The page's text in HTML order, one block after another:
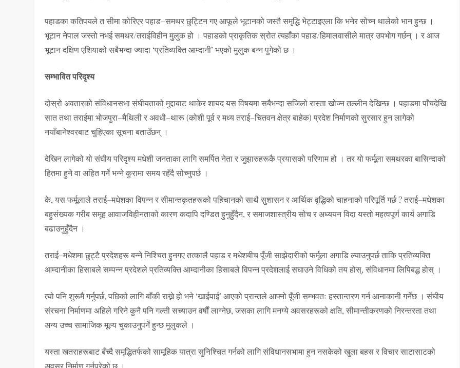
पहाडका कतिपयले त सीमा कोरिएर पहाड–समथर छुट्टिन गए आफूले भूटानको जस्तै समृद्धि भेट्टाइएला कि भनेर सोच्न थालेको भान हुन्छ ।
भूटान नेपाल जस्तो नभई समथर/तराईविहीन मुुलुक हो । पहाडको प्राकृतिक स्रोत त्यहाँका पहाड/हिमालवासीले मात्र उपभोग गर्छन् । र आज
भूटान दक्षिण एशियाको सबैभन्दा ज्यादा ‘प्रतिव्यक्ति आम्दानी’ भएको मुलुक बन्न पुगेको छ ।
सम्भावित परिदृश्य
दोस्रो अवतारको संविधानसभा संघीयताको मुद्दाबाट थाकेर शायद यस विषयमा सबैभन्दा सजिलो रास्ता खोज्न तल्लीन देखिन्छ । पहाडमा पाँचदेखि
सात तथा तराईमा भोजपुरा–मैथिली र अवधी–थारू (कोशी पूर्व र मध्य तराई–चितवन क्षेत्र बाहेक) प्रदेश निर्माणको सुरसार हुन लागेको
नयाँबानेश्वरबाट चुहिएका सूचना बताउँछन् ।
देखिन लागेको यो संघीय परिदृश्य मधेशी जनताका लागि समर्पित नेता र जुझारुहरूकै प्रयासको परिणाम हो । तर यो फर्मूला समथरका बासिन्दाको
हितमा हुने वा अहित गर्ने भन्ने कुरामा समय रहँदै सोच्नुपर्छ ।
के, यस फर्मूलाले तराई–मधेशका विपन्न र सीमान्तकृतहरूको पहिचानको साथै सुशासन र आर्थिक वृद्धिको चाहनाको परिपूर्ति गर्छ ? तराई–मधेशका
बहुसंख्यक गरीब समूह आवाजविहीनताको कारण कदापि दण्डित हुनुहुँदैन, र समाजशास्त्रीय सोच र अध्ययन विदा यस्तो महत्वपूर्ण कार्य अगाडि
बढाउनुहुँदैन ।
तराई–मधेशमा छुट्टै प्रदेशहरू बन्ने निश्चित हुनगए तत्कालै पहाड र मधेशबीच पूँजी साझेदारीको फर्मूला अगाडि ल्याउनुपर्छ ताकि प्रतिव्यक्ति
आम्दानीका हिसाबले सम्पन्न प्रदेशले प्रतिव्यक्ति आम्दानीका हिसाबले विपन्न प्रदेशलाई सघाउने विधिको तय होस्, संविधानमा लिपिबद्ध होस् ।
त्यो पनि शुरूमै गर्नुपर्छ, पछिको लागि बाँकी राख्ने हो भने ‘खाईपाई’ आएको प्रान्तले आफ्नो पूँजी सम्भवतः हस्तान्तरण गर्न आनाकानी गर्नेछ । संघीय
संरचना निर्माणमा अहिले गरिने कुनै पनि गल्ती सच्याउन वर्षौं लाग्नेछ, जसका लागि मनग्ये अवसरहरूको क्षति, सीमान्तीकरणको निरन्तरता तथा
अन्य उच्च सामाजिक मूल्य चुकाउनुपर्ने हुन्छ मुलुकले ।
यस्ता खतराहरूबाट बँच्दै समृद्धितर्फको सामूहिक यात्रा सुनिश्चित गर्नको लागि संविधानसभामा हुन नसकेको खुला बहस र विचार साटासाटको
अवसर निर्माण गर्नुपरेको छ ।